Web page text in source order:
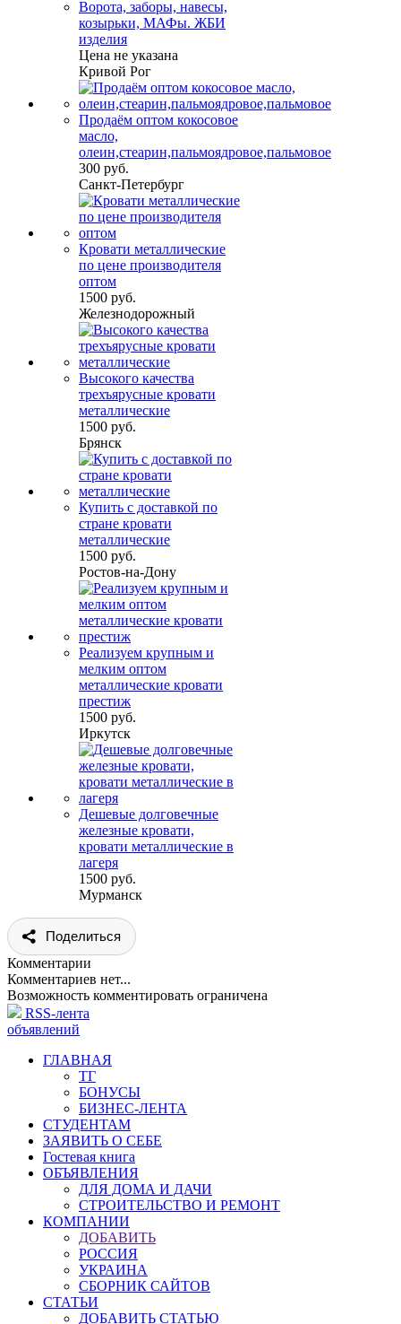
Ворота, заборы, навесы,
козырьки, МАФы. ЖБИ
изделия
Цена не указана
Кривой Рог
Продаём оптом кокосовое
масло,
олеин,стеарин,пальмоядровое,пальмовое
300 руб.
Санкт-Петербург
Кровати металлические
по цене производителя
оптом
1500 руб.
Железнодорожный
Высокого качества
трехъярусные кровати
металлические
1500 руб.
Брянск
Купить с доставкой по
стране кровати
металлические
1500 руб.
Ростов-на-Дону
Реализуем крупным и
мелким оптом
металлические кровати
престиж
1500 руб.
Иркутск
Дешевые долговечные
железные кровати,
кровати металлические в
лагеря
1500 руб.
Мурманск
Поделиться
Комментарии
Комментариев нет...
Возможность комментировать ограничена
RSS-лента
объявлений
ГЛАВНАЯ
ТГ
БОНУСЫ
БИЗНЕС-ЛЕНТА
СТУДЕНТАМ
ЗАЯВИТЬ О СЕБЕ
Гостевая книга
ОБЪЯВЛЕНИЯ
ДЛЯ ДОМА И ДАЧИ
СТРОИТЕЛЬСТВО И РЕМОНТ
КОМПАНИИ
ДОБАВИТЬ
РОССИЯ
УКРАИНА
СБОРНИК САЙТОВ
СТАТЬИ
ДОБАВИТЬ СТАТЬЮ